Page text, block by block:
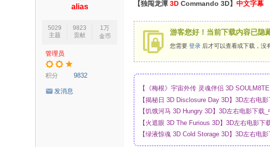
alias
5029
主题
9823
贡献
1万
金币
管理员
积分 9832
发消息
【独闯龙潭 3D Commando 3D】 中文字幕
游客您好！当前下载内容已隐
您需要 登录 后才可以查看或下载，没
【《梅根》宇宙外传 灵魂伴侣 3D
_4K_高清蓝光压制_网盘
【揭秘日 3D Disclosure Day 3D】3D左右电
网盘
【饥饿河马 3D Hungry 3D】3D左右电影下载
【火遮眼 3D The Furious 3D】3D左右电影
【绿液惊魂 3D Cold Storage 3D】3D左右电